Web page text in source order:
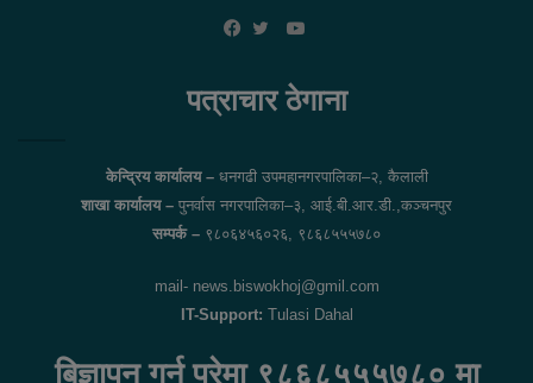
YouTube
पत्राचार ठेगाना
केन्द्रिय कार्यालय –धनगढी उपमहानगरपालिका–२, कैलाली
शाखा कार्यालय – पुनर्वास नगरपालिका–३, आई.बी.आर.डी.,कञ्चनपुर
सम्पर्क – ९८०६४५६०२६, ९८६८५५५७८०
mail- news.biswokhoj@gmil.com
IT-Support: Tulasi Dahal
बिज्ञापन गर्नु परेमा ९८६८५५५७८० मा